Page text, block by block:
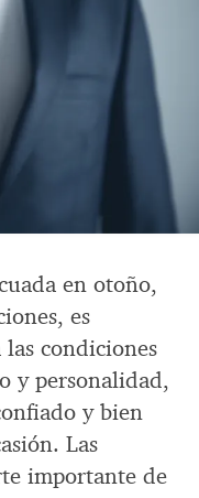
en otoño,
es
condiciones
y personalidad,
y bien
Las
importante de